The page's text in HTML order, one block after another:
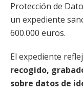
Protección de
un expediente
600.000 euros.
El expediente
recogido,
sobre datos de